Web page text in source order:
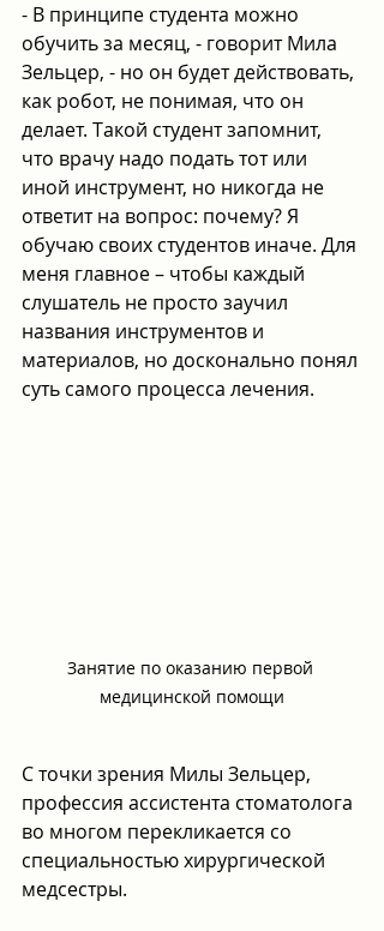
- В принципе студента можно
обучить за месяц, - говорит Мила
Зельцер, - но он будет действовать,
как робот, не понимая, что он
делает. Такой студент запомнит,
что врачу надо подать тот или
иной инструмент, но никогда не
ответит на вопрос: почему? Я
обучаю своих студентов иначе. Для
меня главное – чтобы каждый
слушатель не просто заучил
названия инструментов и
материалов, но досконально понял
суть самого процесса лечения.
Занятие по оказанию первой
медицинской помощи
С точки зрения Милы Зельцер,
профессия ассистента стоматолога
во многом перекликается со
специальностью хирургической
медсестры.